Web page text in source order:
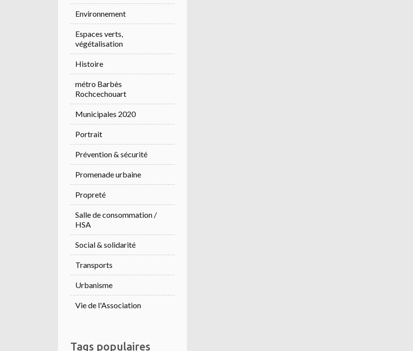
Environnement
Espaces verts,
végétalisation
Histoire
métro Barbès
Rochcechouart
Municipales 2020
Portrait
Prévention & sécurité
Promenade urbaine
Propreté
Salle de consommation /
HSA
Social & solidarité
Transports
Urbanisme
Vie de l'Association
Tags populaires